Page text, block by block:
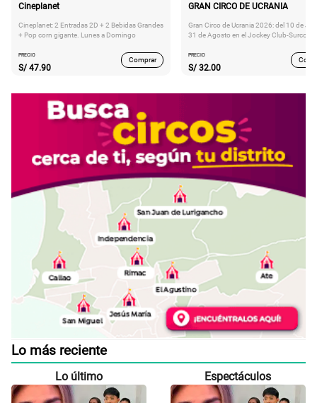
Cineplanet
Cineplanet: 2 Entradas 2D + 2 Bebidas Grandes
+ Pop corn gigante. Lunes a Domingo
PRECIO
S/ 47.90
Comprar
GRAN CIRCO DE UCRANIA
Gran Circo de Ucrania 2026: del 10 de
31 de Agosto en el Jockey Club-Surco
PRECIO
S/ 32.00
Lo más reciente
Lo último Espectáculos